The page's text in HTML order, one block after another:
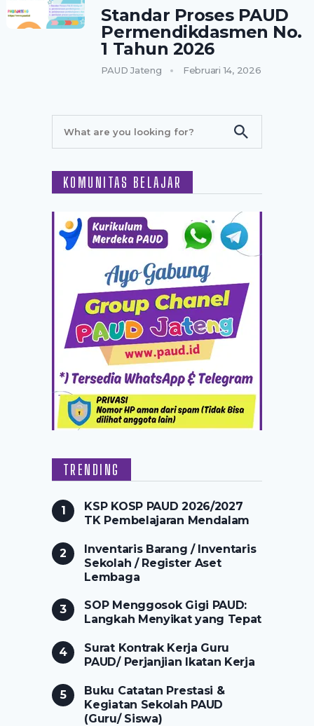
Standar Proses PAUD
Permendikdasmen No.
1 Tahun 2026
PAUD Jateng Februari 14, 2026
KOMUNITAS BELAJAR
TRENDING
KSP KOSP PAUD 2026/2027
TK Pembelajaran Mendalam
Inventaris Barang / Inventaris
Sekolah / Register Aset
Lembaga
SOP Menggosok Gigi PAUD:
Langkah Menyikat yang Tepat
Surat Kontrak Kerja Guru
PAUD/ Perjanjian Ikatan Kerja
Buku Catatan Prestasi &
Kegiatan Sekolah PAUD
(Guru/ Siswa)